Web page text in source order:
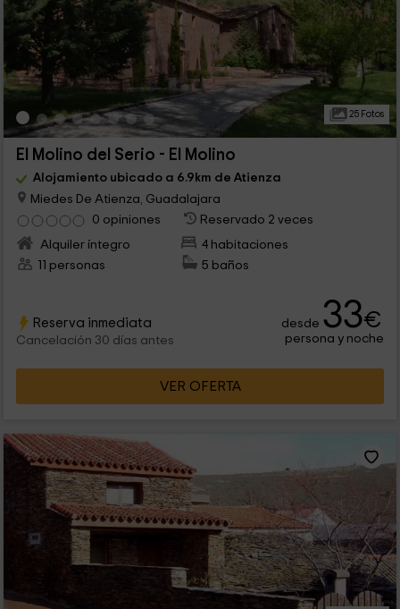
25 Fotos
El Molino del Serio - El Molino
Alojamiento ubicado a 6.9km de Atienza
Miedes De Atienza, Guadalajara
0 opiniones
Reservado 2 veces
Alquiler íntegro
4 habitaciones
11 personas
5 baños
Reserva inmediata
Cancelación 30 días antes
desde 33€
persona y noche
VER OFERTA